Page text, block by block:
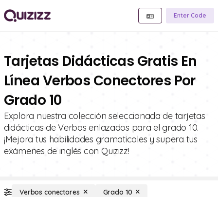
Enter Code
Tarjetas Didácticas Gratis En
Línea Verbos Conectores Por
Grado 10
Explora nuestra colección seleccionada de tarjetas
didácticas de Verbos enlazados para el grado 10.
¡Mejora tus habilidades gramaticales y supera tus
exámenes de inglés con Quizizz!
Verbos conectores Grado 10